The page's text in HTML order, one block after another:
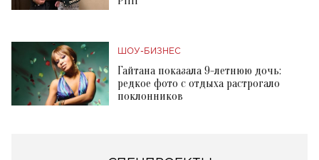
ШОУ-БИЗНЕС
Гайтана показала 9-летнюю дочь:
редкое фото с отдыха растрогало
поклонников